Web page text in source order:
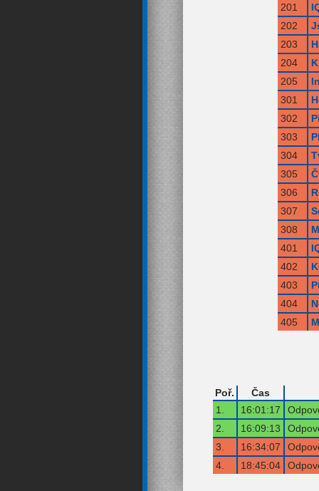
201
202
203
204
205
301
302
303
304
305
306
307
308
401
402
403
404
405
Poř.
Čas
1.
16:01:17
2.
16:09:13
3.
16:34:07
4.
18:45:04